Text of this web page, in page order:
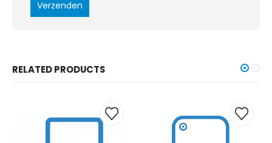
RELATED PRODUCTS